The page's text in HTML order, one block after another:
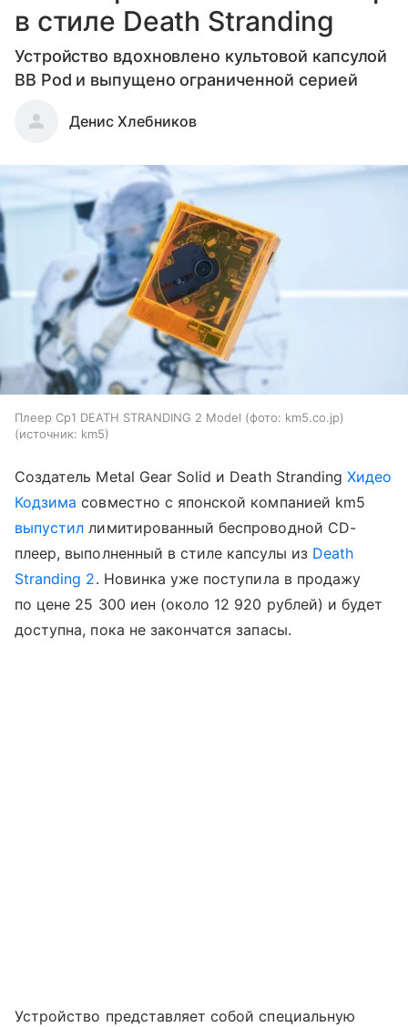
в стиле Death Stranding
Устройство вдохновлено культовой капсулой
BB Pod и выпущено ограниченной серией
Денис Хлебников
Плеер Cp1 DEATH STRANDING 2 Model (фото: km5.co.jp)
источник: km5
Создатель Metal Gear Solid и Death StrandingХидео
Кодзима совместно с японской компанией km5
выпустил лимитированный беспроводной CD-
плеер, выполненный в стиле капсулы из Death
Stranding 2. Новинка уже поступила в продажу
по цене 25 300 иен (около 12 920 рублей) и будет
доступна, пока не закончатся запасы.
Устройство представляет собой специальную